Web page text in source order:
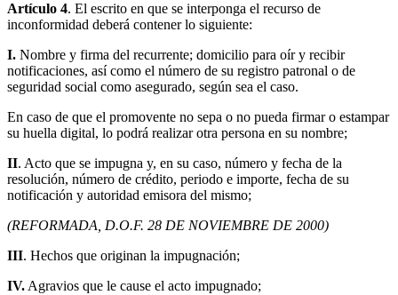
Artículo 4. El escrito en que se interponga el recurso de
inconformidad deberá contener lo siguiente:
I. Nombre y firma del recurrente; domicilio para oír y recibir
notificaciones, así como el número de su registro patronal o de
seguridad social como asegurado, según sea el caso.
En caso de que el promovente no sepa o no pueda firmar o estampar
su huella digital, lo podrá realizar otra persona en su nombre;
II. Acto que se impugna y, en su caso, número y fecha de la
resolución, número de crédito, periodo e importe, fecha de su
notificación y autoridad emisora del mismo;
(REFORMADA, D.O.F. 28 DE NOVIEMBRE DE 2000)
III. Hechos que originan la impugnación;
IV. Agravios que le cause el acto impugnado;